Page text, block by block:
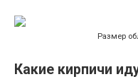
Размер
Какие кирпичи